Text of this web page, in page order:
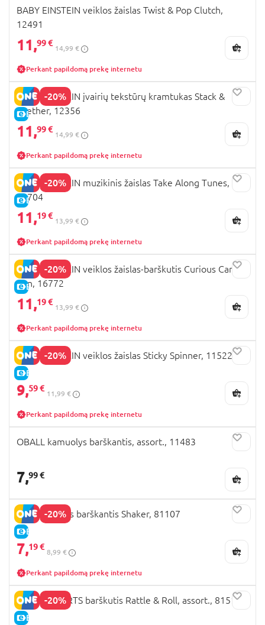
BABY EINSTEIN veiklos žaislas Twist & Pop Clutch,
12491
11,99 €
14,99 €
Perkant papildomą prekę internetu
-20%
E-KAINA
BABY EINSTEIN įvairių tekstūrų kramtukas Stack &
Teether, 12356
11,99 €
14,99 €
Perkant papildomą prekę internetu
-20%
E-KAINA
BABY EINSTEIN muzikinis žaislas Take Along Tunes,
30704
11,19 €
13,99 €
Perkant papildomą prekę internetu
-20%
E-KAINA
BABY EINSTEIN veiklos žaislas-barškutis Curious Car
Zen, 16772
11,19 €
13,99 €
Perkant papildomą prekę internetu
-20%
E-KAINA
BABY EINSTEIN veiklos žaislas Sticky Spinner, 11522
9,59 €
11,99 €
Perkant papildomą prekę internetu
OBALL kamuolys barškantis, assort., 11483
7,99 €
-20%
E-KAINA
OBALL žaislas barškantis Shaker, 81107
7,19 €
8,99 €
Perkant papildomą prekę internetu
-20%
E-KAINA
BRIGHT STARTS barškutis Rattle & Roll, assort., 81510